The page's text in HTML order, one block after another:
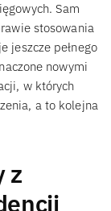
Sam
stosowania
jeszcze pełnego
nowymi
w których
a to kolejna
z